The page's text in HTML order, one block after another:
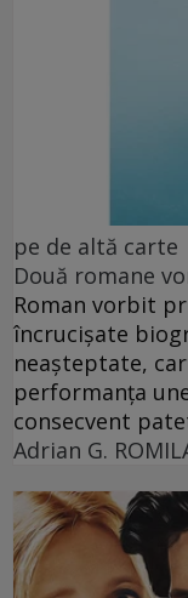
pe de altă carte
Două romane
Roman vorbit
încrucișate
neașteptate,
performanța
consecvent
Adrian G.